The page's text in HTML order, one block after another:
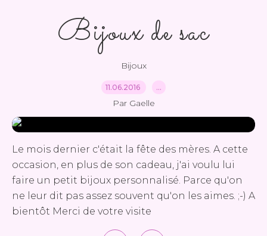
Bijoux de sac
Bijoux
11.06.2016 …
Par Gaelle
Le mois dernier c'était la fête des mères. A cette
occasion, en plus de son cadeau, j'ai voulu lui
faire un petit bijoux personnalisé. Parce qu'on
ne leur dit pas assez souvent qu'on les aimes. ;-) A
bientôt Merci de votre visite